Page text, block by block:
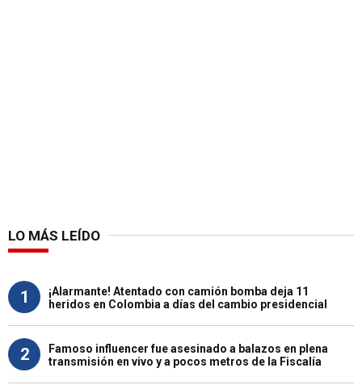
LO MÁS LEÍDO
1
¡Alarmante! Atentado con camión bomba deja 11
heridos en Colombia a días del cambio presidencial
2
Famoso influencer fue asesinado a balazos en plena
transmisión en vivo y a pocos metros de la Fiscalía